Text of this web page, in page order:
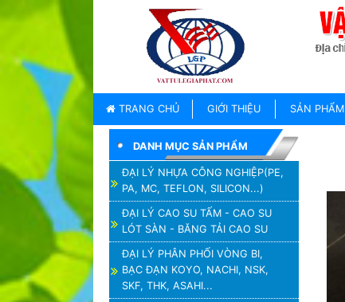
TRANG CHỦ GIỚI THIỆU SẢN PHẨM
TRANG
CHỦ
THƯƠNG
LIÊN
HỆ
DANH MỤC SẢN PHẨM
ĐẠI LÝ NHỰA CÔNG NGHIỆP(PE,
PA, MC, TEFLON, SILICON...)
ĐẠI LÝ CAO SU TẤM - CAO SU
LÓT SÀN - BĂNG TẢI CAO SU
ĐẠI LÝ PHÂN PHỐI VÒNG BI,
BẠC ĐẠN KOYO, NACHI, NSK,
SKF, THK, ASAHI...